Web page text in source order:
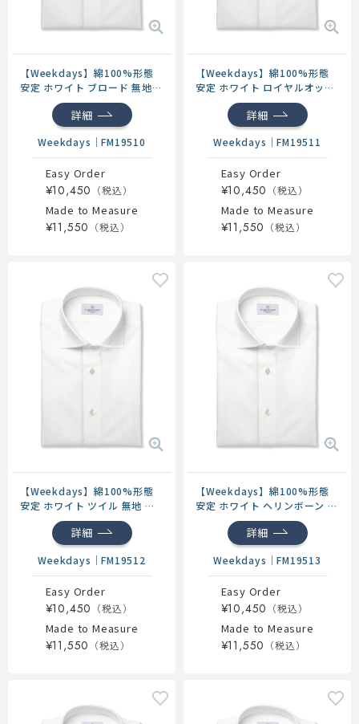
【Weekdays】綿100%形態
安定 ホワイト ブロード 無地
ドレスシャツ
詳細
Weekdays ｜FM19510
Easy Order
¥10,450
Made to Measure
¥11,550
【Weekdays】綿100%形態
安定 ホワイト ロイヤルオック
ス 無地 ドレスシャツ
詳細
Weekdays ｜FM19511
Easy Order
¥10,450
Made to Measure
¥11,550
【Weekdays】綿100%形態
安定 ホワイト ツイル 無地 ド
レスシャツ
詳細
Weekdays ｜FM19512
Easy Order
¥10,450
Made to Measure
¥11,550
【Weekdays】綿100%形態
安定 ホワイト ヘリンボーン 無
地 ドレスシャツ
詳細
Weekdays ｜FM19513
Easy Order
¥10,450
Made to Measure
¥11,550